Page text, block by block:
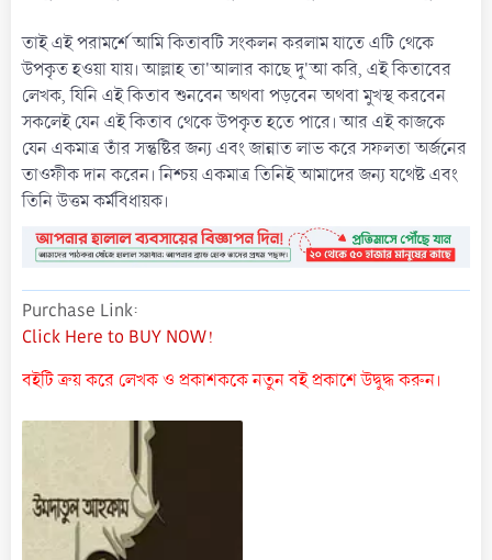
তাই এই পরামর্শে আমি কিতাবটি সংকলন করলাম যাতে এটি থেকে
উপকৃত হওয়া যায়। আল্লাহ তা'আলার কাছে দু'আ করি, এই কিতাবের
লেখক, যিনি এই কিতাব শুনবেন অথবা পড়বেন অথবা মুখস্থ করবেন
সকলেই যেন এই কিতাব থেকে উপকৃত হতে পারে। আর এই কাজকে
যেন একমাত্র তাঁর সন্তুষ্টির জন্য এবং জান্নাত লাভ করে সফলতা অর্জনের
তাওফীক দান করেন। নিশ্চয় একমাত্র তিনিই আমাদের জন্য যথেষ্ট এবং
তিনি উত্তম কর্মবিধায়ক।
Purchase Link
Click Here to BUY NOW!
বইটি ক্রয় করে লেখক ও প্রকাশককে নতুন বই প্রকাশে উদ্বুদ্ধ করুন।